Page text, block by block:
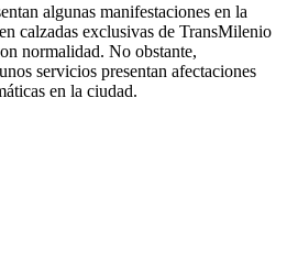
algunas manifestaciones en la
calzadas exclusivas de TransMilenio
normalidad. No obstante,
servicios presentan afectaciones
en la ciudad.